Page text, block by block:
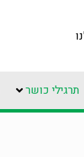
תרגילי כושר